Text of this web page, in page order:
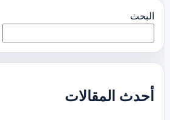
البحث
أحدث المقالات